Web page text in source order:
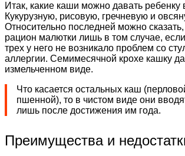
Итак, какие каши можно давать ребенку
Кукурузную, рисовую, гречневую и
Относительно последней можно
рацион малютки лишь в том случае,
трех у него не возникало проблем со
аллергии. Семимесячной крохе кашку
измельченном виде.
Что касается остальных каш
пшенной), то в чистом виде они
лишь после достижения им года.
Преимущества и